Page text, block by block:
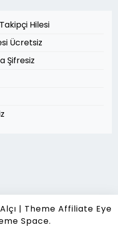
Hilesi
Ücretsiz
Şifresiz
| Theme Affiliate Eye
Space.